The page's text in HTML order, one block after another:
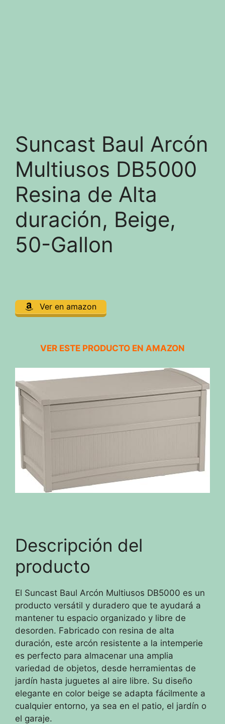
Suncast Baul Arcón
Multiusos DB5000
Resina de Alta
duración, Beige,
50-Gallon
Ver en amazon
VER ESTE PRODUCTO EN AMAZON
Descripción del
producto
El Suncast Baul Arcón Multiusos DB5000 es un
producto versátil y duradero que te ayudará a
mantener tu espacio organizado y libre de
desorden. Fabricado con resina de alta
duración, este arcón resistente a la intemperie
es perfecto para almacenar una amplia
variedad de objetos, desde herramientas de
jardín hasta juguetes al aire libre. Su diseño
elegante en color beige se adapta fácilmente a
cualquier entorno, ya sea en el patio, el jardín o
el garaje.